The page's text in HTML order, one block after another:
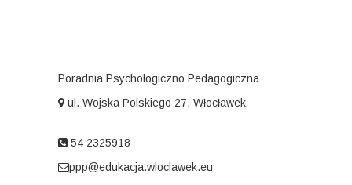
Poradnia Psychologiczno Pedagogiczna
ul. Wojska Polskiego 27, Włocławek
54 2325918
ppp@edukacja.wloclawek.eu